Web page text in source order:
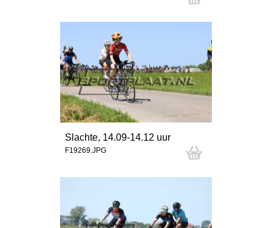
Slachte, 14.09-14.12 uur
F19269.JPG